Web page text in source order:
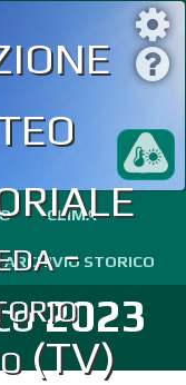
-
(TV)
CLIMA
ARCHIVIO STORICO
2023